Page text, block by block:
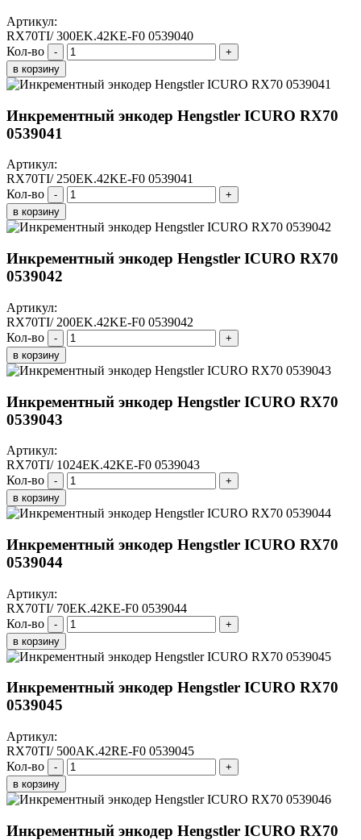
Артикул:
RX70TI/ 300EK.42KE-F0 0539040
Кол-во
-
+
в корзину
Инкрементный энкодер Hengstler ICURO RX70
0539041
Артикул:
RX70TI/ 250EK.42KE-F0 0539041
Кол-во
-
+
в корзину
Инкрементный энкодер Hengstler ICURO RX70
0539042
Артикул:
RX70TI/ 200EK.42KE-F0 0539042
Кол-во
-
+
в корзину
Инкрементный энкодер Hengstler ICURO RX70
0539043
Артикул:
RX70TI/ 1024EK.42KE-F0 0539043
Кол-во
-
+
в корзину
Инкрементный энкодер Hengstler ICURO RX70
0539044
Артикул:
RX70TI/ 70EK.42KE-F0 0539044
Кол-во
-
+
в корзину
Инкрементный энкодер Hengstler ICURO RX70
0539045
Артикул:
RX70TI/ 500AK.42RE-F0 0539045
Кол-во
-
+
в корзину
Инкрементный энкодер Hengstler ICURO RX70